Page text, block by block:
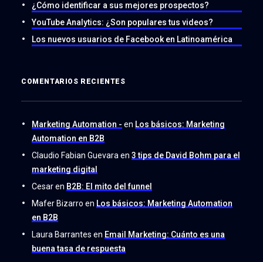
¿Cómo identificar a sus mejores prospectos?
YouTube Analytics: ¿Son populares tus videos?
Los nuevos usuarios de Facebook en Latinoamérica
COMENTARIOS RECIENTES
Marketing Automation - en Los básicos: Marketing
Automation en B2B
Claudio Fabian Guevara en 3 tips de David Bohm para el
marketing digital
Cesaren B2B: El mito del funnel
Mafer Bizarro en Los básicos: Marketing Automation
en B2B
Laura Barrantes en Email Marketing: Cuánto es una
buena tasa de respuesta